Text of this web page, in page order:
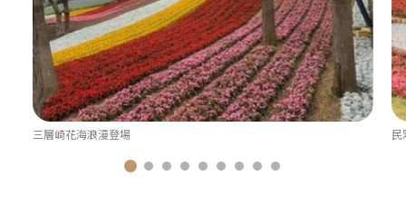
三層崎花海浪漫登場 民